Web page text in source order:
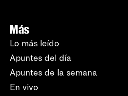
Más
Lo más leído
Apuntes del día
Apuntes de la semana
En vivo